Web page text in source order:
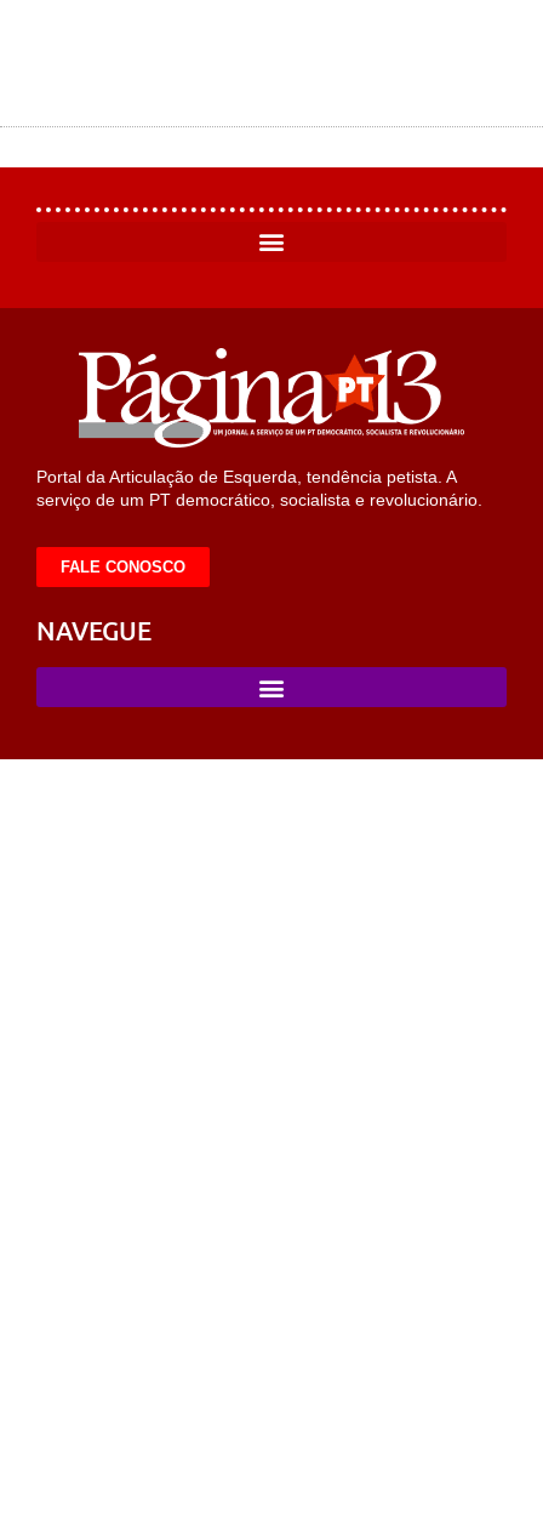
Portal da Articulação de Esquerda, tendência petista. A
serviço de um PT democrático, socialista e revolucionário.
FALE CONOSCO
NAVEGUE